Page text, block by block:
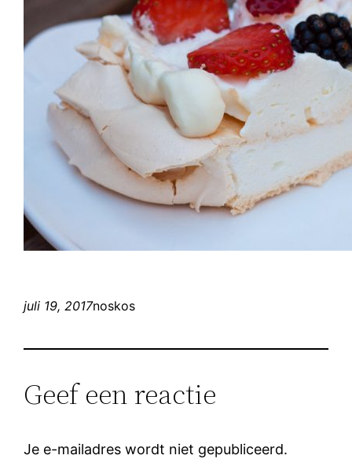
juli 19, 2017noskos
Geef een reactie
Je e-mailadres wordt niet gepubliceerd.